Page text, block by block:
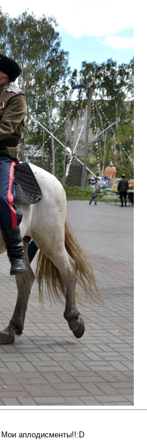
Мои аплодисменты!!:D